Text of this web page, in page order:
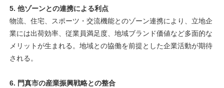
5. 他ゾーンとの連携による利点
物流、住宅、スポーツ・交流機能とのゾーン連携により、立地企
業には出荷効率、従業員満足度、地域ブランド価値など多面的な
メリットが生まれる。地域との協働を前提とした企業活動が期待
される。
6. 門真市の産業振興戦略との整合